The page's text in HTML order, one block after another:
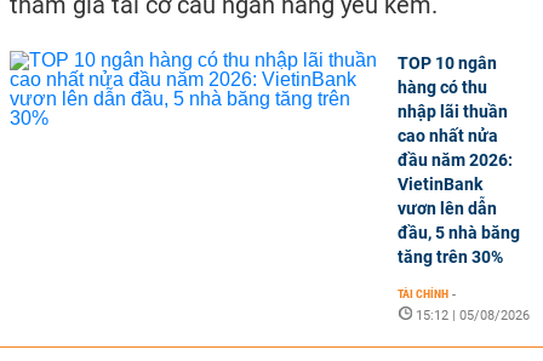
TOP 10 ngân
hàng có thu
nhập lãi thuần
cao nhất nửa
đầu năm 2026:
VietinBank
vươn lên dẫn
đầu, 5 nhà băng
tăng trên 30%
TÀI CHÍNH -
15:12 | 05/08/2026